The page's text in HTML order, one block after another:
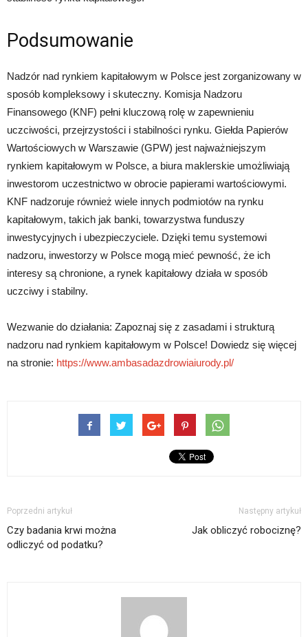
Podsumowanie
Nadzór nad rynkiem kapitałowym w Polsce jest zorganizowany w
sposób kompleksowy i skuteczny. Komisja Nadzoru
Finansowego (KNF) pełni kluczową rolę w zapewnieniu
uczciwości, przejrzystości i stabilności rynku. Giełda Papierów
Wartościowych w Warszawie (GPW) jest najważniejszym
rynkiem kapitałowym w Polsce, a biura maklerskie umożliwiają
inwestorom uczestnictwo w obrocie papierami wartościowymi.
KNF nadzoruje również wiele innych podmiotów na rynku
kapitałowym, takich jak banki, towarzystwa funduszy
inwestycyjnych i ubezpieczyciele. Dzięki temu systemowi
nadzoru, inwestorzy w Polsce mogą mieć pewność, że ich
interesy są chronione, a rynek kapitałowy działa w sposób
uczciwy i stabilny.
Wezwanie do działania: Zapoznaj się z zasadami i strukturą
nadzoru nad rynkiem kapitałowym w Polsce! Dowiedz się więcej
na stronie: https://www.ambasadazdrowiaiurody.pl/
Poprzedni artykuł
Czy badania krwi można
odliczyć od podatku?
Następny artykuł
Jak obliczyć robociznę?